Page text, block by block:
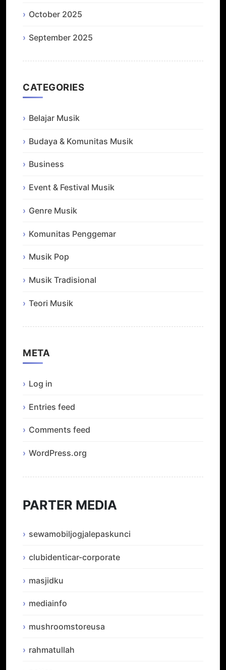
October 2025
September 2025
CATEGORIES
Belajar Musik
Budaya & Komunitas Musik
Business
Event & Festival Musik
Genre Musik
Komunitas Penggemar
Musik Pop
Musik Tradisional
Teori Musik
META
Log in
Entries feed
Comments feed
WordPress.org
PARTER MEDIA
sewamobiljogjalepaskunci
clubidenticar-corporate
masjidku
mediainfo
mushroomstoreusa
rahmatullah